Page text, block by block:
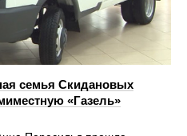
семья Скидановых
«Газель»